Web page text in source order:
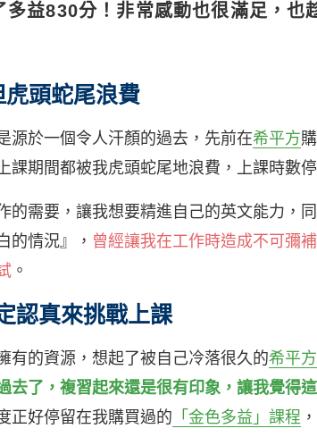
多益830分！非常感動也很滿足，也
頭蛇尾浪費
源於一個令人汗顏的過去，先前在希平方
課期間都被我虎頭蛇尾地浪費，上課時數
的需要，讓我想要精進自己的英文能力，
的情況』， 曾經讓我在工作時造成不可彌
。
認真來挑戰上課
有的資源，想起了被自己冷落很久的希平方
去了，複習起來還是很有印象，讓我覺得
正好停留在我購買過的 「金色多益」課程